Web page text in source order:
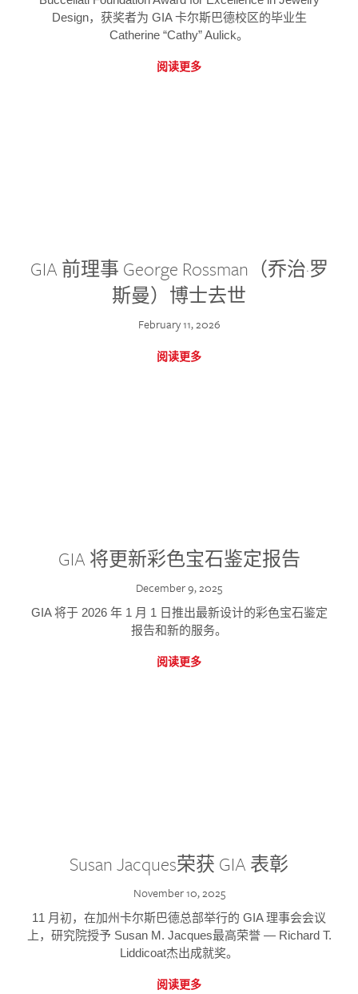
Design，获奖者为 GIA 卡尔斯巴德校区的毕业生
Catherine “Cathy” Aulick。
阅读更多
GIA 前理事 George Rossman（乔治·罗
斯曼）博士去世
February 11, 2026
阅读更多
GIA 将更新彩色宝石鉴定报告
December 9, 2025
GIA 将于 2026 年 1 月 1 日推出最新设计的彩色宝石鉴定
报告和新的服务。
阅读更多
Susan Jacques荣获 GIA 表彰
November 10, 2025
11 月初，在加州卡尔斯巴德总部举行的 GIA 理事会会议
上，研究院授予 Susan M. Jacques最高荣誉 — Richard T.
Liddicoat杰出成就奖。
阅读更多